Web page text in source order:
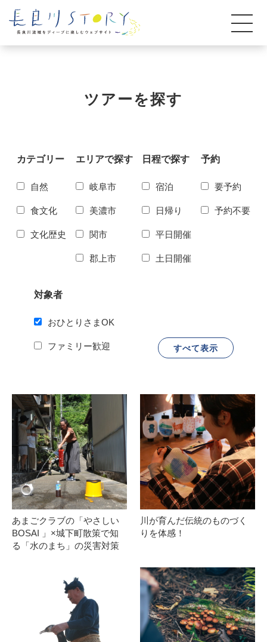
ツアーを探す
カテゴリー
自然
食文化
文化歴史
エリアで探す
岐阜市
美濃市
関市
郡上市
日程で探す
宿泊
日帰り
平日開催
土日開催
予約
要予約
予約不要
対象者
おひとりさまOK
ファミリー歓迎
あまごクラブの「やさしい
BOSAI 」×城下町散策で知
る「水のまち」の災害対策
川が育んだ伝統のものづく
りを体感！